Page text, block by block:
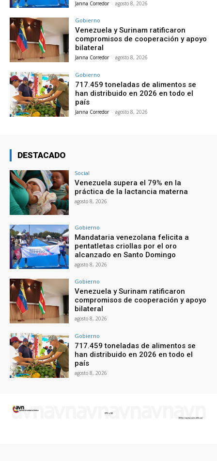
Janna Corredor - agosto 8, 2026
Gobierno
Venezuela y Surinam ratificaron
compromisos de cooperación y apoyo
bilateral
Janna Corredor - agosto 8, 2026
Gobierno
717.459 toneladas de alimentos se
han distribuido en 2026 en todo el
país
Janna Corredor - agosto 8, 2026
DESTACADO
Social
Venezuela supera el 79% en la
práctica de la lactancia materna
agosto 8, 2026
Gobierno
Mandataria venezolana felicita a
pentatletas criollas por el oro
alcanzado en Santo Domingo
agosto 8, 2026
Gobierno
Venezuela y Surinam ratificaron
compromisos de cooperación y apoyo
bilateral
agosto 8, 2026
Gobierno
717.459 toneladas de alimentos se
han distribuido en 2026 en todo el
país
agosto 8, 2026